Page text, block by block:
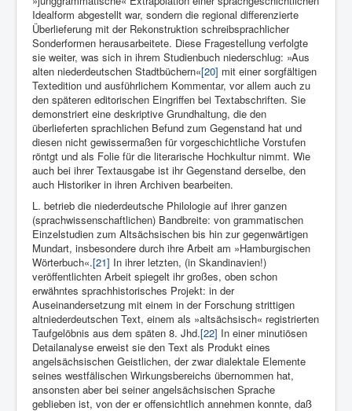
Idealform abgestellt war, sondern die regional differenzierte
Überlieferung mit der Rekonstruktion schreibsprachlicher
Sonderformen herausarbeitete. Diese Fragestellung verfolgte
sie weiter, was sich in ihrem Studienbuch niederschlug: »Aus
alten niederdeutschen Stadtbüchern«[20] mit einer sorgfältigen
Textedition und ausführlichem Kommentar, vor allem auch zu
den späteren editorischen Eingriffen bei Textab­schriften. Sie
demonstriert eine deskriptive Grundhaltung, die den
überlieferten sprachlichen Befund zum Gegenstand hat und
diesen nicht gewissermaßen für vorgeschichtliche Vorstufen
röntgt und als Folie für die literarische Hochkultur nimmt. Wie
auch bei ihrer Textausgabe ist ihr Gegenstand derselbe, den
auch Historiker in ihren Archiven bearbeiten.
L. betrieb die niederdeutsche Philologie auf ihrer ganzen
(sprachwissenschaftlichen) Bandbreite: von grammatischen
Einzel­studien zum Altsächsischen bis hin zur gegenwärtigen
Mundart, insbesondere durch ihre Arbeit am »Hamburgischen
Wörterbuch«.[21] In ihrer letzten, (in Skandinavien!)
veröffentlichten Arbeit spiegelt ihr großes, oben schon
erwähntes sprachhistorisches Projekt: in der
Auseinandersetzung mit einem in der Forschung strittigen
altniederdeutschen Text, einem als »altsächsisch« registrierten
Taufgelöbnis aus dem späten 8. Jhd.[22] In einer minutiösen
Detailanalyse erweist sie den Text als Produkt eines
angelsächsischen Geistlichen, der zwar dialektale Elemente
seines westfälischen Wirkungsbereichs übernommen hat,
ansonsten aber bei seiner angelsächsischen Sprache
geblieben ist, von der er offensichtlich annehmen konnte, daß